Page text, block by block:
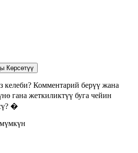
Көрсөтүү
келеби? Комментарий берүү жана
гана жеткиликтүү буга чейин
�